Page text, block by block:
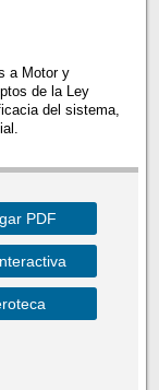
a Motor y
de la Ley
del sistema,
PDF